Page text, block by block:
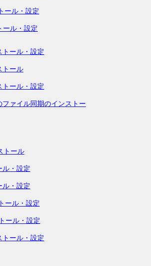
ール・設定
ール・設定
トール・設定
トール
トール・設定
ァイル同期のインストー
トール
ル・設定
ル・設定
ール・設定
ール・設定
トール・設定